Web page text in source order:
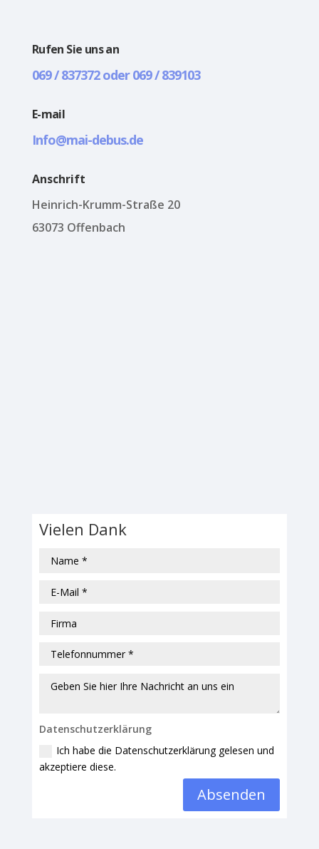
Rufen Sie uns an
069 / 837372 oder 069 / 839103
E-mail
Info@mai-debus.de
Anschrift
Heinrich-Krumm-Straße 20
63073 Offenbach
Vielen Dank
Datenschutzerklärung
Ich habe die Datenschutzerklärung gelesen und
akzeptiere diese.
Absenden